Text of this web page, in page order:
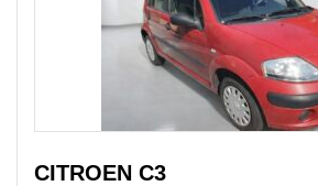
CITROEN C3